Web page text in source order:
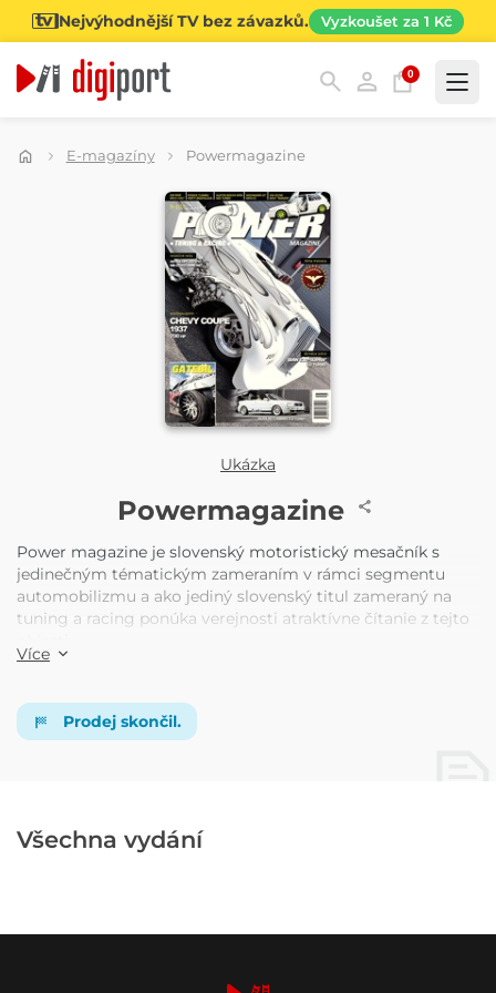
Nejvýhodnější TV bez závazků. Vyzkoušet za 1 Kč
0
E-magazíny Powermagazine
Ukázka
Powermagazine
Power magazine je slovenský motoristický mesačník s
jedinečným tématickým zameraním v rámci segmentu
automobilizmu a ako jediný slovenský titul zameraný na
tuning a racing ponúka verejnosti atraktívne čítanie z tejto
Více
Prodej skončil.
Všechna vydání